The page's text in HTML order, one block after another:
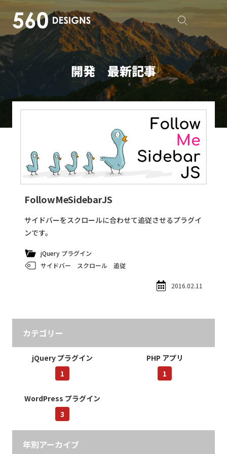
開発 最新記事
FollowMeSidebarJS
サイドバーをスクロールに合わせて追従させるプラグイ
ンです。
jQuery プラグイン
サイドバー
スクロール 追従
2016.02.11
カテゴリー
jQuery プラグイン
1
PHP アプリ
1
WordPress プラグイン
3
年別アーカイブ